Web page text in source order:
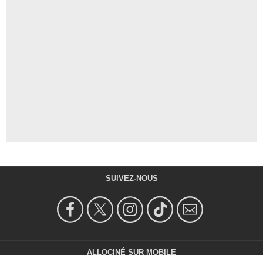
SUIVEZ-NOUS
ALLOCINÉ SUR MOBILE